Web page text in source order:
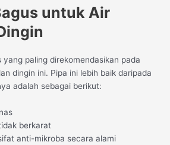
untuk Air
yang paling direkomendasikan pada
dingin ini. Pipa ini lebih baik daripada
adalah sebagai berikut:
berkarat
anti-mikroba secara alami